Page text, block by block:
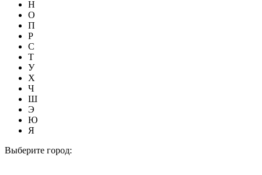
Н
О
П
Р
С
Т
У
Х
Ч
Ш
Э
Ю
Я
Выберите город: